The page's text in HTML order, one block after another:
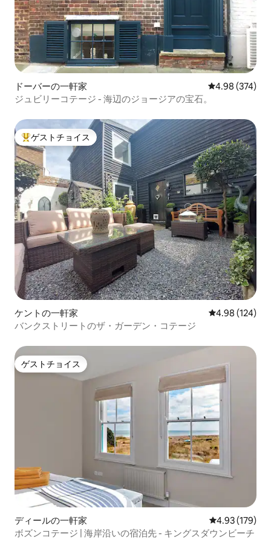
ドーバーの一軒家 レビュー374
4.98 (374)
ジュビリーコテージ - 海辺のジョージアの宝石。
大好評のゲストチョイスです。
ゲストチョイス
ケントの一軒家 レビュー124
4.98 (124)
バンクストリートのザ・ガーデン・コテージ
ゲストチョイス
ゲストチョイス
ディールの一軒家 レビュー179
4.93 (179)
ボズンコテージ | 海岸沿いの宿泊先 - キングスダウンビーチ